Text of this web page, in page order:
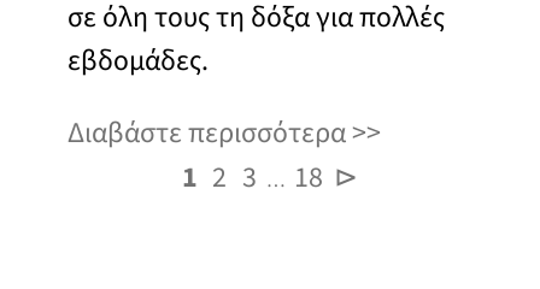
σε όλη τους τη δόξα για πολλές
εβδομάδες.
Διαβάστε περισσότερα
1 2 3 … 18 ⊳